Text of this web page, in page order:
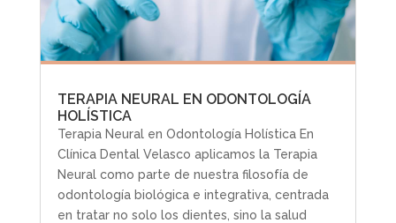
TERAPIA NEURAL EN ODONTOLOGÍA
HOLÍSTICA
Terapia Neural en Odontología Holística En
Clínica Dental Velasco aplicamos la Terapia
Neural como parte de nuestra filosofía de
odontología biológica e integrativa, centrada
en tratar no solo los dientes, sino la salud